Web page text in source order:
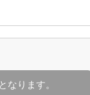
なります。